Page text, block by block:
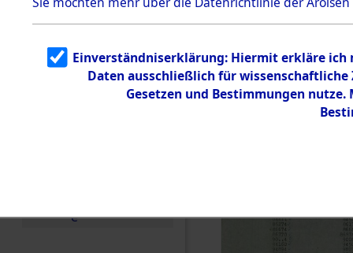
5.3.2
g
5.3.3
Todesmärsch
e
Einverständniserklärung: Hiermit erkläre ich
Daten ausschließlich für
Gesetzen und Bestimmungen